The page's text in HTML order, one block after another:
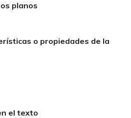
planos
o propiedades de la
el texto